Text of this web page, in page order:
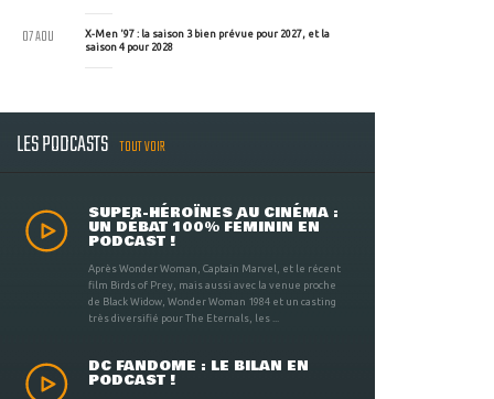
X-Men '97 : la saison 3 bien prévue pour 2027, et la
saison 4 pour 2028
07 AOU
LES PODCASTS TOUT VOIR
SUPER-HÉROÏNES AU CINÉMA :
UN DÉBAT 100% FÉMININ EN
PODCAST !
Après Wonder Woman, Captain Marvel, et le récent
film Birds of Prey, mais aussi avec la venue proche
de Black Widow, Wonder Woman 1984 et un casting
très diversifié pour The Eternals, les ...
DC FANDOME : LE BILAN EN
PODCAST !